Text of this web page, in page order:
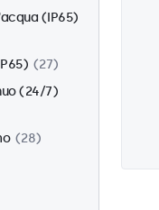
(IP65)
27
(24/7)
28